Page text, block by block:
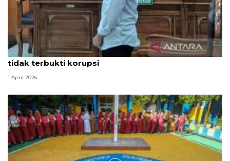
Hakim PN Medan vonis bebas Amsal Sitepu karena
tidak terbukti korupsi
1 April 2026